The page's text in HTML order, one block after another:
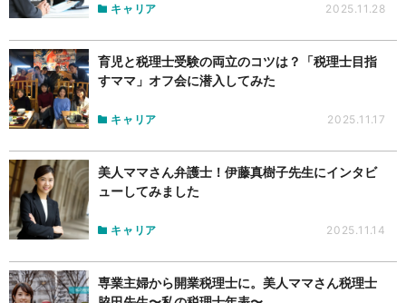
キャリア 2025.11.28
育児と税理士受験の両立のコツは？「税理士目指
すママ」オフ会に潜入してみた
キャリア 2025.11.17
美人ママさん弁護士！伊藤真樹子先生にインタビ
ューしてみました
キャリア 2025.11.14
専業主婦から開業税理士に。美人ママさん税理士